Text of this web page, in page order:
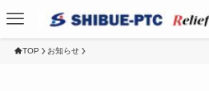
TOP お知らせ